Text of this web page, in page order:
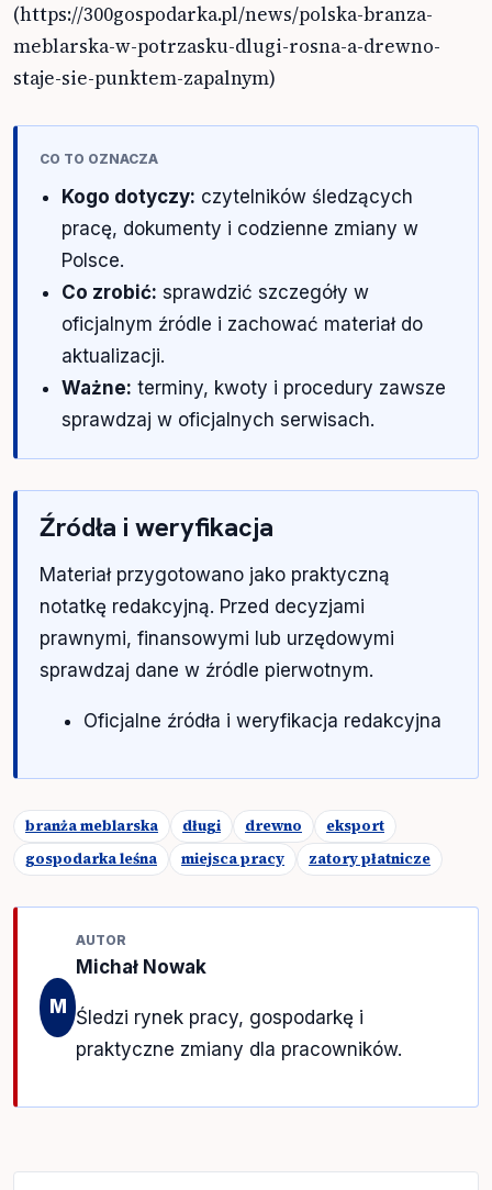
(https://300gospodarka.pl/news/polska-branza-
meblarska-w-potrzasku-dlugi-rosna-a-drewno-
staje-sie-punktem-zapalnym)
CO TO OZNACZA
Kogo dotyczy: czytelników śledzących
pracę, dokumenty i codzienne zmiany w
Polsce.
Co zrobić: sprawdzić szczegóły w
oficjalnym źródle i zachować materiał do
aktualizacji.
Ważne: terminy, kwoty i procedury zawsze
sprawdzaj w oficjalnych serwisach.
Źródła i weryfikacja
Materiał przygotowano jako praktyczną
notatkę redakcyjną. Przed decyzjami
prawnymi, finansowymi lub urzędowymi
sprawdzaj dane w źródle pierwotnym.
Oficjalne źródła i weryfikacja redakcyjna
branża meblarska długi drewno
eksport
gospodarka leśna
miejsca pracy zatory płatnicze
M
AUTOR
Michał Nowak
Śledzi rynek pracy, gospodarkę i
praktyczne zmiany dla pracowników.